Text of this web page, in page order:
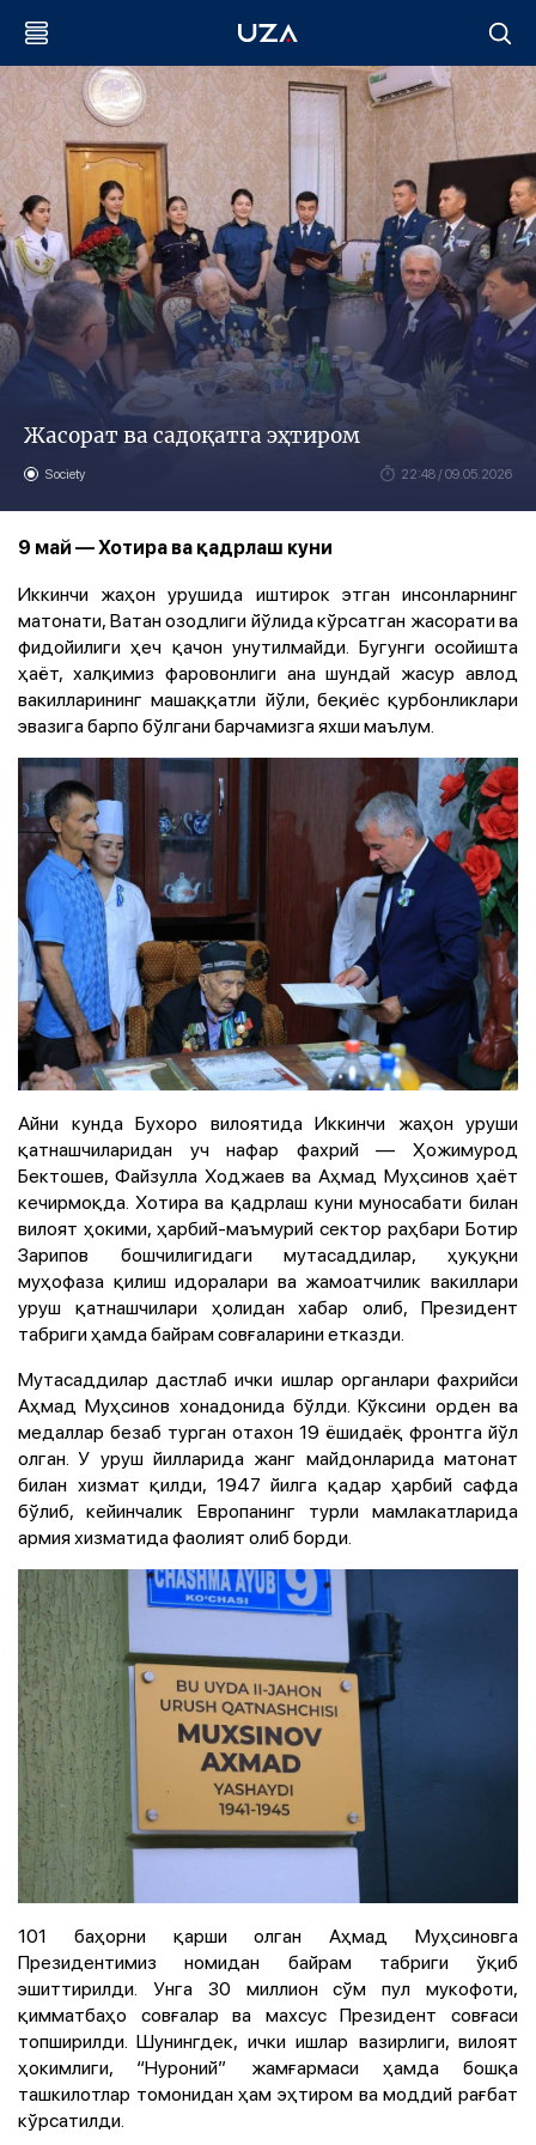
Жасорат ва садоқатга эҳтиром
Society 22:48 / 09.05.2026
9 май — Хотира ва қадрлаш куни
Иккинчи жаҳон урушида иштирок этган инсонларнинг
матонати, Ватан озодлиги йўлида кўрсатган жасорати ва
фидойилиги ҳеч қачон унутилмайди. Бугунги осойишта
ҳаёт, халқимиз фаровонлиги ана шундай жасур авлод
вакилларининг машаққатли йўли, беқиёс қурбонликлари
эвазига барпо бўлгани барчамизга яхши маълум.
Айни кунда Бухоро вилоятида Иккинчи жаҳон уруши
қатнашчиларидан уч нафар фахрий — Ҳожимурод
Бектошев, Файзулла Ходжаев ва Аҳмад Муҳсинов ҳаёт
кечирмоқда. Хотира ва қадрлаш куни муносабати билан
вилоят ҳокими, ҳарбий-маъмурий сектор раҳбари Ботир
Зарипов бошчилигидаги мутасаддилар, ҳуқуқни
муҳофаза қилиш идоралари ва жамоатчилик вакиллари
уруш қатнашчилари ҳолидан хабар олиб, Президент
табриги ҳамда байрам совғаларини етказди.
Мутасаддилар дастлаб ички ишлар органлари фахрийси
Аҳмад Муҳсинов хонадонида бўлди. Кўксини орден ва
медаллар безаб турган отахон 19 ёшидаёқ фронтга йўл
олган. У уруш йилларида жанг майдонларида матонат
билан хизмат қилди, 1947 йилга қадар ҳарбий сафда
бўлиб, кейинчалик Европанинг турли мамлакатларида
армия хизматида фаолият олиб борди.
101 баҳорни қарши олган Аҳмад Муҳсиновга
Президентимиз номидан байрам табриги ўқиб
эшиттирилди. Унга 30 миллион сўм пул мукофоти,
қимматбаҳо совғалар ва махсус Президент совғаси
топширилди. Шунингдек, ички ишлар вазирлиги, вилоят
ҳокимлиги, “Нуроний” жамғармаси ҳамда бошқа
ташкилотлар томонидан ҳам эҳтиром ва моддий рағбат
кўрсатилди.